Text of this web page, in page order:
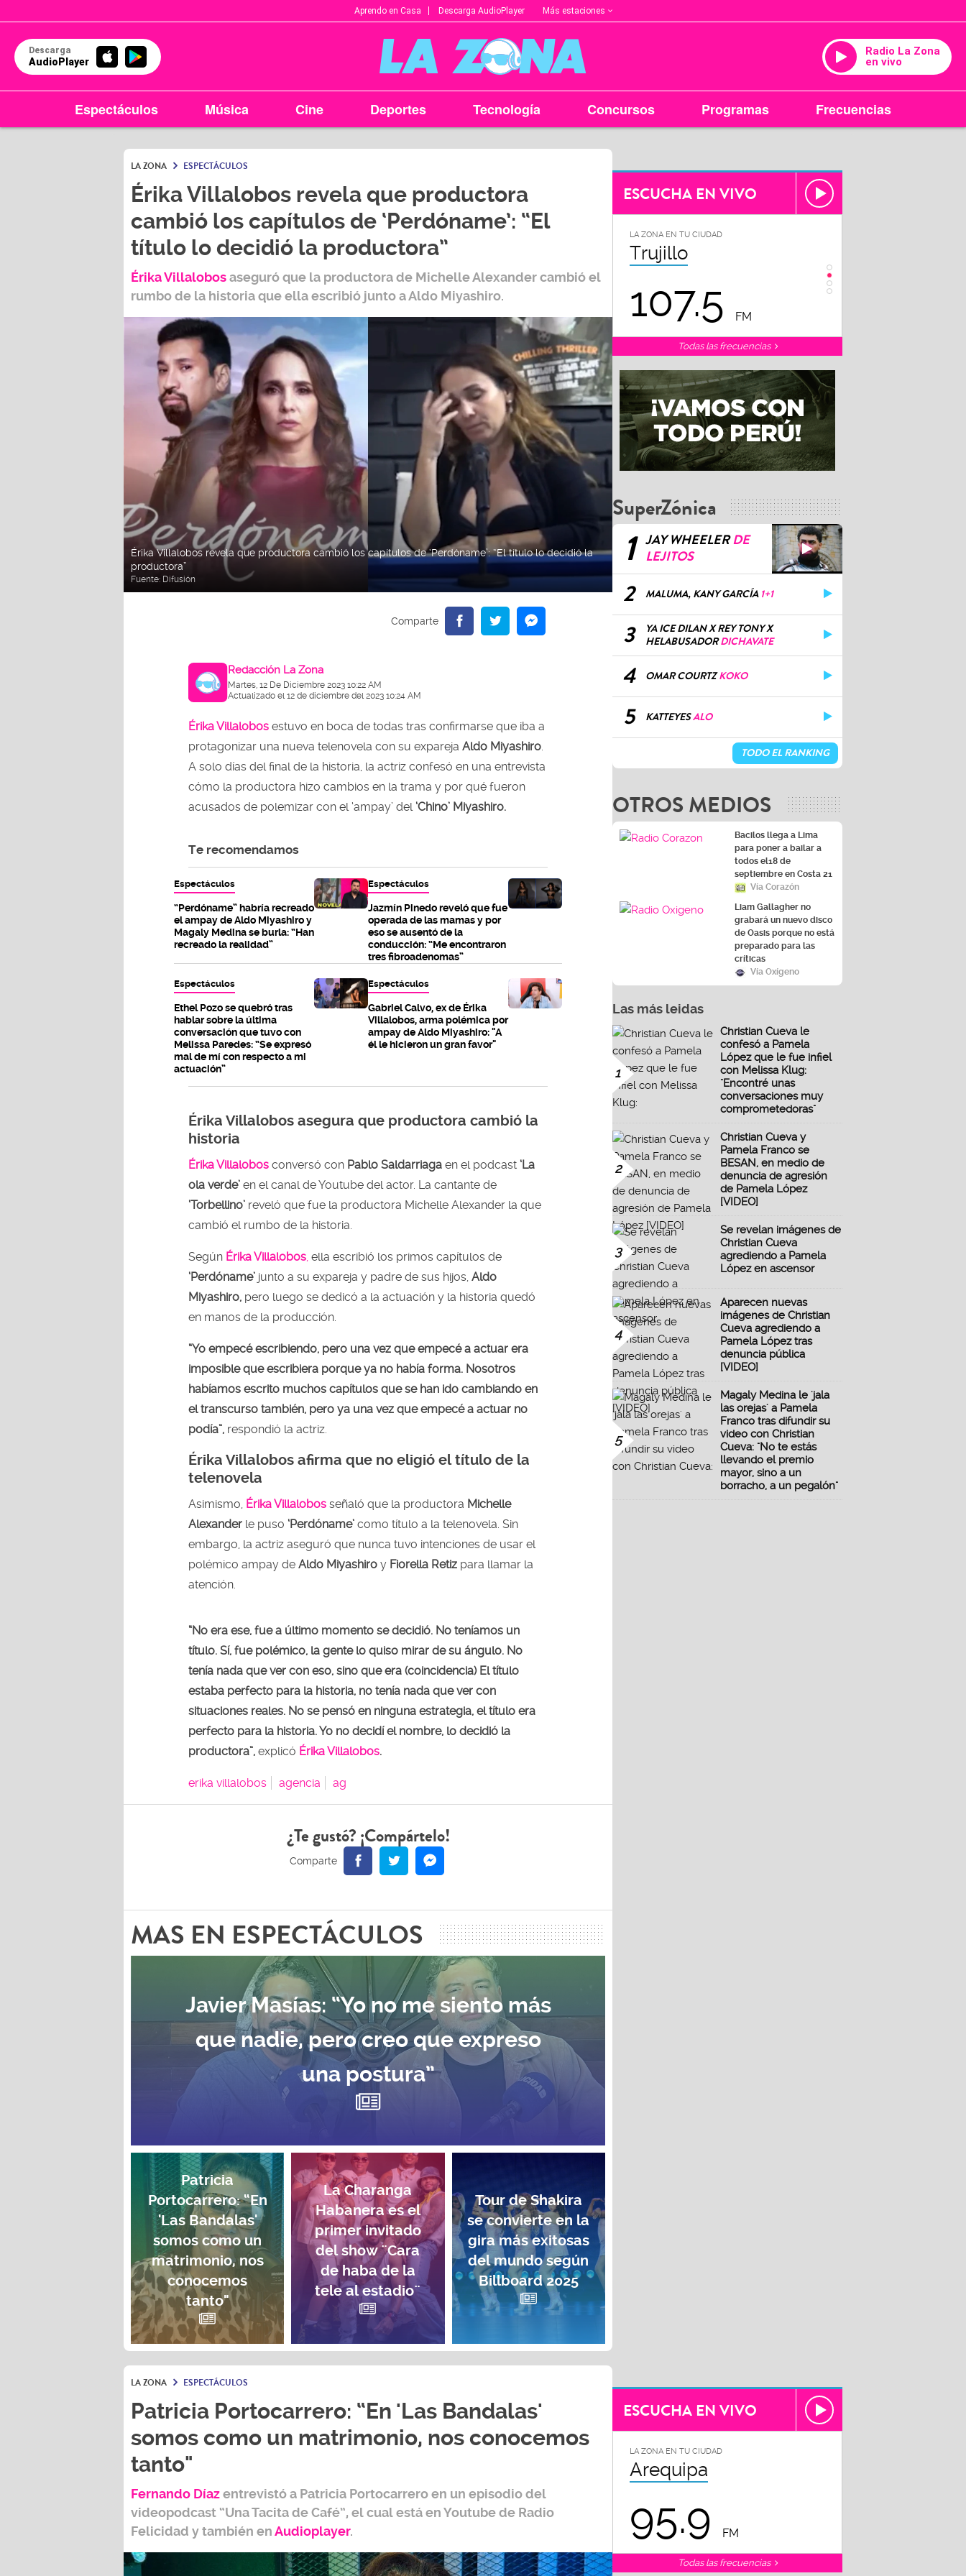
Aprendo en Casa Descarga AudioPlayer Más estaciones
Descarga
AudioPlayer
Radio La Zona
en vivo
Espectáculos Música Cine Deportes Tecnología Concursos Programas Frecuencias
LA ZONA ESPECTÁCULOS
Érika Villalobos revela que productora
cambió los capítulos de ‘Perdóname’: “El
título lo decidió la productora”
Érika Villalobosaseguró que la productora de Michelle Alexandercambió el
rumbo de la historia que ella escribió junto aAldo Miyashiro.
Érika Villalobos revela que productora cambió los capítulos de ‘Perdóname’: “El título lo decidió la
productora”
Fuente: Difusión
Redacción La Zona
Martes, 12 De Diciembre 2023 10:22 AM
Actualizado el 12 de diciembre del 2023 10:24 AM
Érika Villalobos estuvo en boca de todas tras confirmarse que iba a
protagonizar una nueva telenovela con su expareja Aldo Miyashiro
A solo días del final de la historia, la actriz confesó en una entrevista
cómo la productora hizo cambios en la trama y por qué fueron
acusados de polemizar con el ‘ampay’ del ‘Chino’ Miyashiro.
Te recomendamos
Espectáculos
“Perdóname” habría recreado
el ampay de Aldo Miyashiro y
Magaly Medina se burla: “Han
recreado la realidad”
Espectáculos
Jazmín Pinedo reveló que fue
operada de las mamas y por
eso se ausentó de la
conducción: “Me encontraron
tres fibroadenomas”
Espectáculos
Ethel Pozo se quebró tras
hablar sobre la última
conversación que tuvo con
Melissa Paredes: “Se expresó
mal de mí con respecto a mi
actuación”
Espectáculos
Gabriel Calvo, ex de Érika
Villalobos, arma polémica por
ampay de Aldo Miyashiro: "A
él le hicieron un gran favor"
Érika Villalobos asegura que productora cambió la
historia
Érika Villalobos conversó con Pablo Saldarriaga en el podcast ‘La
ola verde’ en el canal de Youtube del actor. La cantante de
‘Torbellino’ reveló que fue la productora Michelle Alexander la que
cambió el rumbo de la historia.
Según Érika Villalobos ella escribió los primos capítulos de
‘Perdóname’ junto a su expareja y padre de sus hijos, Aldo
Miyashiro, pero luego se dedicó a la actuación y la historia quedó
en manos de la producción.
“Yo empecé escribiendo, pero una vez que empecé a actuar era
imposible que escribiera porque ya no había forma. Nosotros
habíamos escrito muchos capítulos que se han ido cambiando en
el transcurso también, pero ya una vez que empecé a actuar no
podía”, respondió la actriz.
Érika Villalobos afirma que no eligió el título de la
telenovela
Asimismo, Érika Villalobos señaló que la productora Michelle
Alexander le puso ‘Perdóname’ como título a la telenovela. Sin
embargo, la actriz aseguró que nunca tuvo intenciones de usar el
polémico ampay de Aldo Miyashiro y Fiorella Retiz para llamar la
atención.
“No era ese, fue a último momento se decidió. No teníamos un
título. Sí, fue polémico, la gente lo quiso mirar de su ángulo. No
tenía nada que ver con eso, sino que era (coincidencia) El título
estaba perfecto para la historia, no tenía nada que ver con
situaciones reales. No se pensó en ninguna estrategia, el título era
perfecto para la historia. Yo no decidí el nombre, lo decidió la
productora”, explicó Érika Villalobos.
erika villalobos agencia ag
¿Te gustó? ¡Compártelo!
MAS EN ESPECTÁCULOS
Javier Masías: “Yo no me siento más
que nadie, pero creo que expreso
una postura”
Patricia
Portocarrero: “En
'Las Bandalas'
somos como un
matrimonio, nos
conocemos
tanto"
La Charanga
Habanera es el
primer invitado
del show ¨Cara
de haba de la
tele al estadio¨
Tour de Shakira
se convierte en la
gira más exitosas
del mundo según
Billboard 2025
ESCUCHA EN VIVO
Arequipa
95.9 FM
LA ZONA EN TU CIUDAD
Trujillo
107.5 FM 102.3
Todas las frecuencias
SuperZónica
1 JAY WHEELERDE
LEJITOS
2 MALUMA, KANY GARCÍA 1+1
3
YA ICE DILAN X REY TONY X
HELABUSADORDICHAVATE
4 OMAR COURTZKOKO
5 KATTEYESALO
TODO EL RANKING
OTROS MEDIOS
Bacilos llega a Lima
para poner a bailar a
todos el18 de
septiembre en Costa 21
Vía Corazón
Liam Gallagher no
grabará un nuevo disco
de Oasis porque no está
preparado para las
críticas
Vía Oxígeno
Las más leidas
1
Christian Cueva le
confesó a Pamela
López que le fue infiel
con Melissa Klug:
"Encontré unas
conversaciones muy
comprometedoras"
2
Christian Cueva y
Pamela Franco se
BESAN, en medio de
denuncia de agresión
de Pamela López
[VIDEO]
3
Se revelan imágenes de
Christian Cueva
agrediendo a Pamela
López en ascensor
4
Aparecen nuevas
imágenes de Christian
Cueva agrediendo a
Pamela López tras
denuncia pública
[VIDEO]
5
Magaly Medina le 'jala
las orejas' a Pamela
Franco tras difundir su
video con Christian
Cueva: "No te estás
llevando el premio
mayor, sino a un
borracho, a un pegalón"
LA ZONA ESPECTÁCULOS
Patricia Portocarrero: “En 'Las Bandalas'
somos como un matrimonio, nos conocemos
tanto"
Fernando Díazentrevistó a Patricia Portocarreroen un episodio del
videopodcast “Una Tacita de Café”, el cual está en Youtube de Radio
Felicidad y también enAudioplayer.
ESCUCHA EN VIVO
LA ZONA EN TU CIUDAD
Arequipa
95.9 FM
Todas las frecuencias